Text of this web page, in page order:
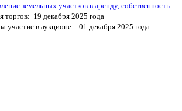
земельных участков в аренду, собственность
торгов: 19 декабря 2025 года
участие в аукционе : 01 декабря 2025 года